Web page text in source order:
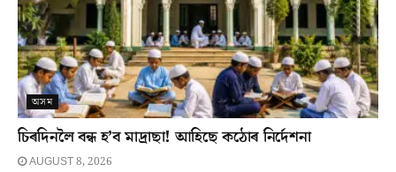
অসম
চিৰদিনলৈ বন্ধ হ’ব মাদ্ৰাছা! আহিছে কঠোৰ নিৰ্দেশনা
AUGUST 8, 2026